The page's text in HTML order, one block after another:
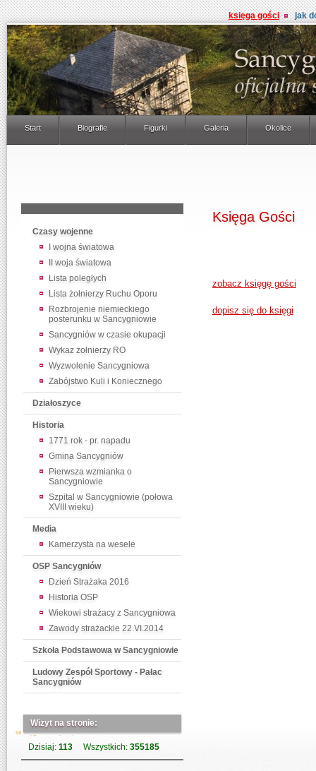
księga gości jak
Start Biografie Figurki Galeria Okolice
Czasy wojenne
I wojna światowa
II woja światowa
Lista poległych
Lista żołnierzy Ruchu Oporu
Rozbrojenie niemieckiego
posterunku w Sancygniowie
Sancygniów w czasie okupacji
Wykaz żołnierzy RO
Wyzwolenie Sancygniowa
Zabójstwo Kuli i Koniecznego
Działoszyce
Historia
1771 rok - pr. napadu
Gmina Sancygniów
Pierwsza wzmianka o
Sancygniowie
Szpital w Sancygniowie (połowa
XVIII wieku)
Media
Kamerzysta na wesele
OSP Sancygniów
Dzień Strażaka 2016
Historia OSP
Wiekowi strażacy z Sancygniowa
Zawody strażackie 22.VI.2014
Szkoła Podstawowa w Sancygniowie
Ludowy Zespół Sportowy - Pałac
Sancygniów
Wizyt na stronie:
Dzisiaj: 113 Wszystkich: 355185
Księga Gości
zobacz księgę gości
dopisz się do księgi